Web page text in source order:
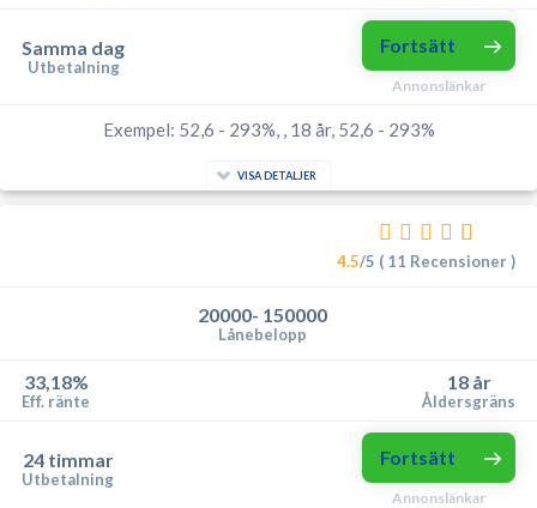
Samma dag
Utbetalning
Fortsätt
Annonslänkar
Exempel: 52,6 - 293%, , 18 år, 52,6 - 293%
VISA DETALJER
4.5/5 ( 11 Recensioner )
20000- 150000
Lånebelopp
33,18%
Eff. ränte
18 år
Åldersgräns
24 timmar
Utbetalning
Fortsätt
Annonslänkar